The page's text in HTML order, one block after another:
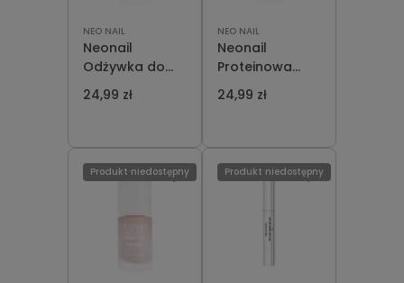
NEO NAIL
Neonail
Odżywka do
Paznokci Hydro
Boost 7,2 ml
24,99 zł
NEO NAIL
Neonail
Proteinowa
Odżywka do
Paznokci
Nail Hardener
7,2 ml
24,99 zł
Produkt niedostępny Produkt niedostępny